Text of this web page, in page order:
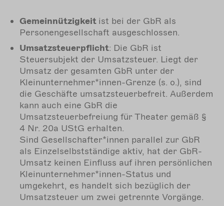
Gemeinnützigkeit ist bei der GbR als
Personengesellschaft ausgeschlossen.
Umsatzsteuerpflicht: Die GbR ist
Steuersubjekt der Umsatzsteuer. Liegt der
Umsatz der gesamten GbR unter der
Kleinunternehmer*innen-Grenze (s. o.), sind
die Geschäfte umsatzsteuerbefreit. Außerdem
kann auch eine GbR die
Umsatzsteuerbefreiung für Theater gemäß §
4 Nr. 20a UStG erhalten.
Sind Gesellschafter*innen parallel zur GbR
als Einzelselbstständige aktiv, hat der GbR-
Umsatz keinen Einfluss auf ihren persönlichen
Kleinunternehmer*innen-Status und
umgekehrt, es handelt sich bezüglich der
Umsatzsteuer um zwei getrennte Vorgänge.